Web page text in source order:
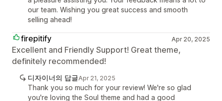
our team. Wishing you great success and smooth
selling ahead!
firepitify Apr 20, 2025
Excellent and Friendly Support! Great theme,
definitely recommended!
디자이너의 답글Apr 21, 2025
Thank you so much for your review! We're so glad
you're loving the Soul theme and had a good